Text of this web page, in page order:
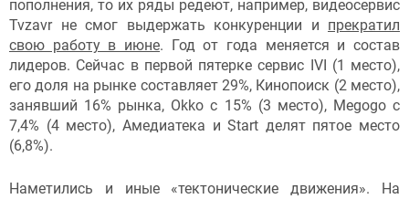
пополнения, то их ряды редеют, например, видеосервис
Tvzavr не смог выдержать конкуренции и прекратил
свою работу в июне. Год от года меняется и состав
лидеров. Сейчас в первой пятерке сервис IVI (1 место),
его доля на рынке составляет 29%, Кинопоиск (2 место),
занявший 16% рынка, Okko с 15% (3 место), Megogo с
7,4% (4 место), Амедиатека и Start делят пятое место
(6,8%).
Наметились и иные «тектонические движения». На